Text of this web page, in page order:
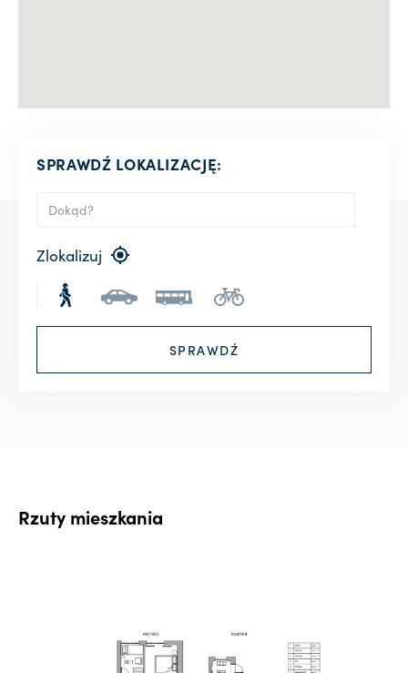
SPRAWDŹ LOKALIZACJĘ:
Zlokalizuj
Rzuty mieszkania